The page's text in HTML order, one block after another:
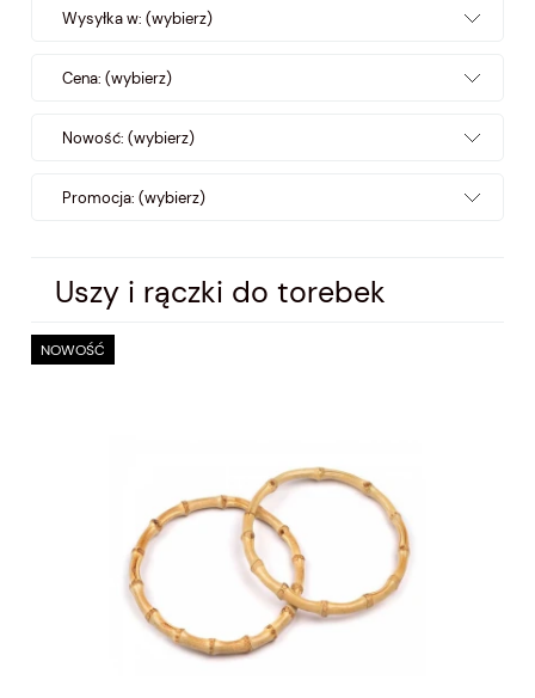
Wysyłka w: (wybierz)
Cena: (wybierz)
Nowość: (wybierz)
Promocja: (wybierz)
Uszy i rączki do torebek
NOWOŚĆ